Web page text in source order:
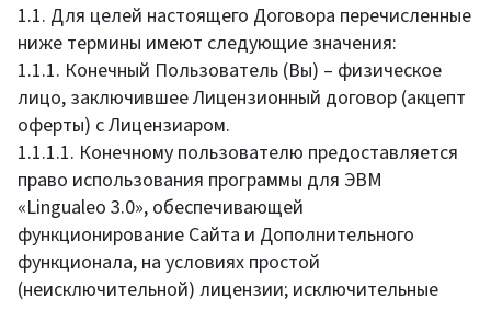
1.1. Для целей настоящего Договора перечисленные
ниже термины имеют следующие значения:
1.1.1. Конечный Пользователь (Вы) – физическое
лицо, заключившее Лицензионный договор (акцепт
оферты) с Лицензиаром.
1.1.1.1. Конечному пользователю предоставляется
право использования программы для ЭВМ
«Lingualeo 3.0», обеспечивающей
функционирование Сайта и Дополнительного
функционала, на условиях простой
(неисключительной) лицензии; исключительные